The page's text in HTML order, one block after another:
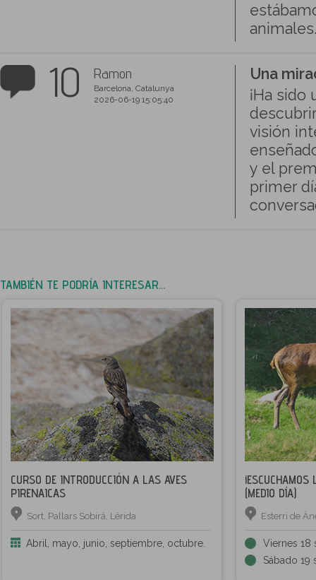
10 Ramon
Barcelona, Catalunya
2026-06-19 15:05:40
Una
¡Ha
visión
y el
primer
TAMBIÉN TE PODRÍA INTERESAR...
CURSO DE INTRODUCCIÓN A LAS AVES
PIRENAICAS
Sort, Pallars Sobirá, Lérida
Abril, mayo, junio, septiembre, octubre.
(MEDIO DÍA)
Esterri de
Viernes 18
Sábado 19